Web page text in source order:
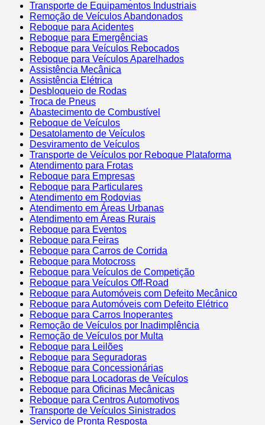
Transporte de Equipamentos Industriais
Remoção de Veículos Abandonados
Reboque para Acidentes
Reboque para Emergências
Reboque para Veículos Rebocados
Reboque para Veículos Aparelhados
Assistência Mecânica
Assistência Elétrica
Desbloqueio de Rodas
Troca de Pneus
Abastecimento de Combustível
Reboque de Veículos
Desatolamento de Veículos
Desviramento de Veículos
Transporte de Veículos por Reboque Plataforma
Atendimento para Frotas
Reboque para Empresas
Reboque para Particulares
Atendimento em Rodovias
Atendimento em Áreas Urbanas
Atendimento em Áreas Rurais
Reboque para Eventos
Reboque para Feiras
Reboque para Carros de Corrida
Reboque para Motocross
Reboque para Veículos de Competição
Reboque para Veículos Off-Road
Reboque para Automóveis com Defeito Mecânico
Reboque para Automóveis com Defeito Elétrico
Reboque para Carros Inoperantes
Remoção de Veículos por Inadimplência
Remoção de Veículos por Multa
Reboque para Leilões
Reboque para Seguradoras
Reboque para Concessionárias
Reboque para Locadoras de Veículos
Reboque para Oficinas Mecânicas
Reboque para Centros Automotivos
Transporte de Veículos Sinistrados
Serviço de Pronta Resposta